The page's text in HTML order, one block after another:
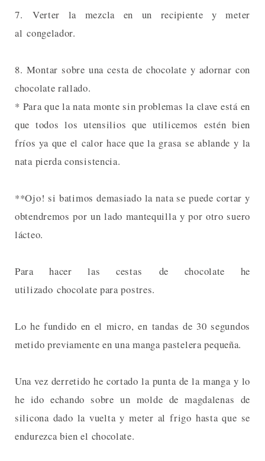
7. Verter la mezcla en un recipiente y meter
al congelador.
8. Montar sobre una cesta de chocolate y adornar con
chocolate rallado.
* Para que la nata monte sin problemas la clave está en
que todos los utensilios que utilicemos estén bien
fríos ya que el calor hace que la grasa se ablande y la
nata pierda consistencia.
**Ojo! si batimos demasiado la nata se puede cortar y
obtendremos por un lado mantequilla y por otro suero
lácteo.
Para hacer las cestas de chocolate he
utilizado chocolate para postres.
Lo he fundido en el micro, en tandas de 30 segundos
metido previamente en una manga pastelera pequeña.
Una vez derretido he cortado la punta de la manga y lo
he ido echando sobre un molde de magdalenas de
silicona dado la vuelta y meter al frigo hasta que se
endurezca bien el chocolate.